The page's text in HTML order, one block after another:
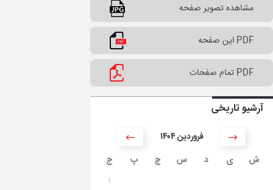
مشاهده تصویر صفحه
PDF این صفحه
PDF تمام صفحات
آرشیو تاریخی
۱۴۰۴ فروردین
ش
ی د س چ پ ج
۱